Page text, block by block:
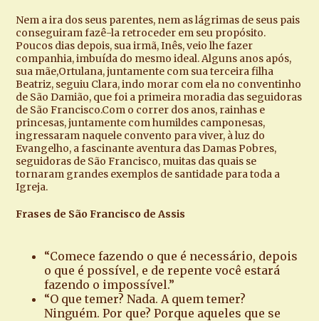
Nem a ira dos seus parentes, nem as lágrimas de seus pais
conseguiram fazê-la retroceder em seu propósito.
Poucos dias depois, sua irmã, Inês, veio lhe fazer
companhia, imbuída do mesmo ideal. Alguns anos após,
sua mãe,Ortulana, juntamente com sua terceira filha
Beatriz, seguiu Clara, indo morar com ela no conventinho
de São Damião, que foi a primeira moradia das seguidoras
de São Francisco.Com o correr dos anos, rainhas e
princesas, juntamente com humildes camponesas,
ingressaram naquele convento para viver, à luz do
Evangelho, a fascinante aventura das Damas Pobres,
seguidoras de São Francisco, muitas das quais se
tornaram grandes exemplos de santidade para toda a
Igreja.
Frases de São Francisco de Assis
“Comece fazendo o que é necessário, depois
o que é possível, e de repente você estará
fazendo o impossível.”
“O que temer? Nada. A quem temer?
Ninguém. Por que? Porque aqueles que se